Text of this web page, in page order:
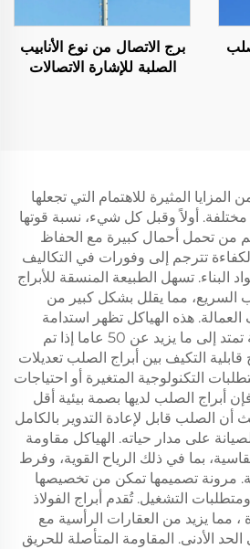
برج الاتصال من نوع الأنابيب
الصلبة للإشارة الاتصالات
المزايا المثيرة للاهتمام التي تجعلها
أولاً وقبل كل شيء، نسبة قوتها
من تحمل أحمال كبيرة مع الحفاظ
تترجم إلى وفورات في التكاليف
تسهل الطبيعة المنسقة للأبراج
السريع، مما يقلل بشكل كبير من
هذه الهياكل تظهر استدامة
ملحوظة، مع حياة الخدمة تمتد إلى ما يزيد عن 50 عاما إذا تم
التكيف بين أبراج الصلب تعديلات
التكنولوجية المتغيرة أو احتياجات
أبراج الصلب لديها بصمة بيئية أقل
أن الصلب قابل لإعادة التدوير بالكامل
على مدار حياته. الهياكل مقاومة
بما في ذلك الرياح القوية، وفرط
مرونة تصميمها تمكن من تخصيصها
التشغيل. تُقدم أبراج الفولاذ
، مما يزيد من العقارات الرأسية مع
الأدنى. المقاومة المتأصلة للحريق